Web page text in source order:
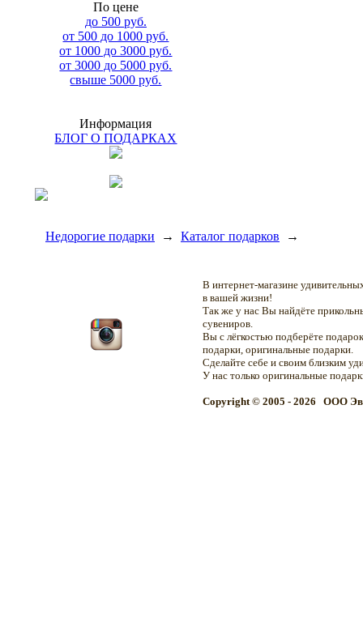
По цене
до 500 руб.
от 500 до 1000 руб.
от 1000 до 3000 руб.
от 3000 до 5000 руб.
свыше 5000 руб.
Информация
БЛОГ О ПОДАРКАХ
Недорогие подарки → Каталог подарков →
В интернет-магазине
в вашей жизни!
Так же у нас Вы найдёте
сувениров.
Вы с лёгкостью подберёте
подарки, оригинальные подарки.
Сделайте себе и своим близким
У нас только оригинальные
Copyright © 2005 - 2026 OOO